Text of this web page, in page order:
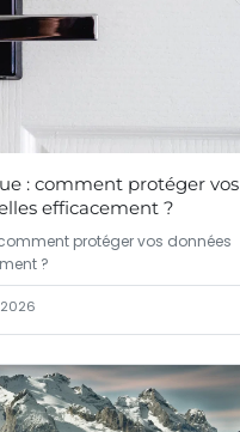
: comment protéger vos
efficacement ?
protéger vos données
?